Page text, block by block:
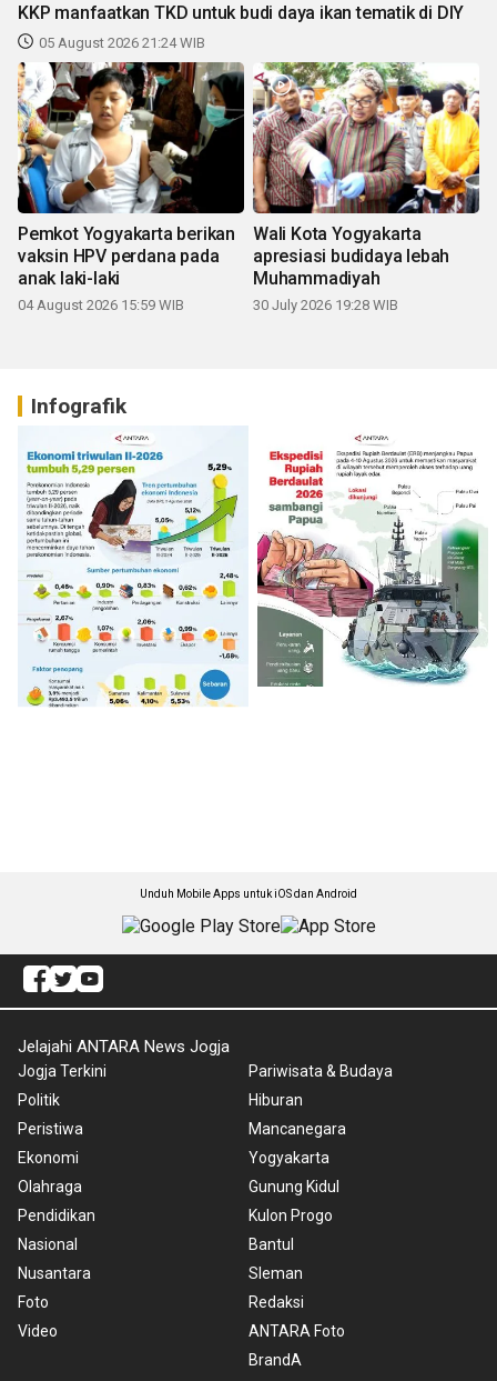
KKP manfaatkan TKD untuk budi daya ikan tematik di DIY
05 August 2026 21:24 WIB
Pemkot Yogyakarta berikan
vaksin HPV perdana pada
anak laki-laki
04 August 2026 15:59 WIB
Wali Kota Yogyakarta
apresiasi budidaya lebah
Muhammadiyah
30 July 2026 19:28 WIB
Infografik
Unduh Mobile Apps untuk iOS dan Android
Jelajahi ANTARA News Jogja
Jogja Terkini
Politik
Peristiwa
Ekonomi
Olahraga
Pendidikan
Nasional
Nusantara
Foto
Video
Pariwisata & Budaya
Hiburan
Mancanegara
Yogyakarta
Gunung Kidul
Kulon Progo
Bantul
Sleman
Redaksi
ANTARA Foto
BrandA